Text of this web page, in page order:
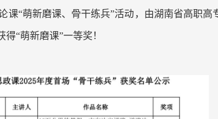
课“萌新磨课、骨干练兵”活动，由湖南省高职
“萌新磨课”一等奖！